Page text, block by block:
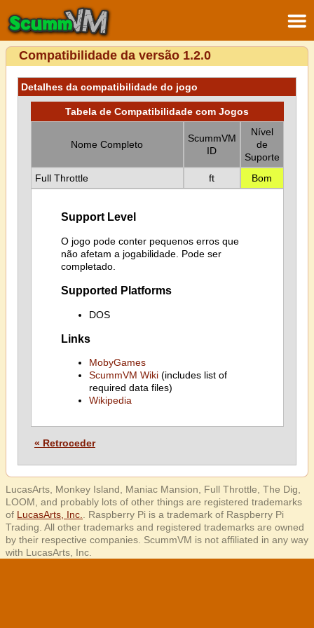
Compatibilidade da versão 1.2.0
Detalhes da compatibilidade do jogo
Tabela de Compatibilidade com Jogos
Nome Completo
ScummVM
ID
Nível
de
Suporte
Full Throttle
ft Bom
Support Level
O jogo pode conter pequenos erros que
não afetam a jogabilidade. Pode ser
completado.
Supported Platforms
DOS
Links
MobyGames
ScummVM Wiki(includes list of
required data files)
Wikipedia
« Retroceder
LucasArts, Monkey Island, Maniac Mansion, Full Throttle, The Dig,
LOOM, and probably lots of other things are registered trademarks
of LucasArts, Inc.
. Raspberry Pi is a trademark of Raspberry Pi
Trading. All other trademarks and registered trademarks are owned
by their respective companies. ScummVM is not affiliated in any way
with LucasArts, Inc.